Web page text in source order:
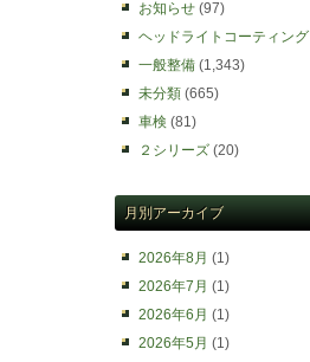
お知らせ (97)
ヘッドライトコーティング
一般整備 (1,343)
未分類 (665)
車検 (81)
２シリーズ (20)
月別アーカイブ
2026年8月 (1)
2026年7月 (1)
2026年6月 (1)
2026年5月 (1)